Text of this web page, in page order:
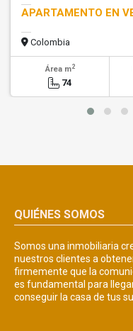
APARTAMENTO EN
Colombia
Área m2
74
QUIÉNES SOMOS
Somos una inmobiliaria
nuestros clientes a
firmemente que la
es fundamental para
conseguir la casa de tus